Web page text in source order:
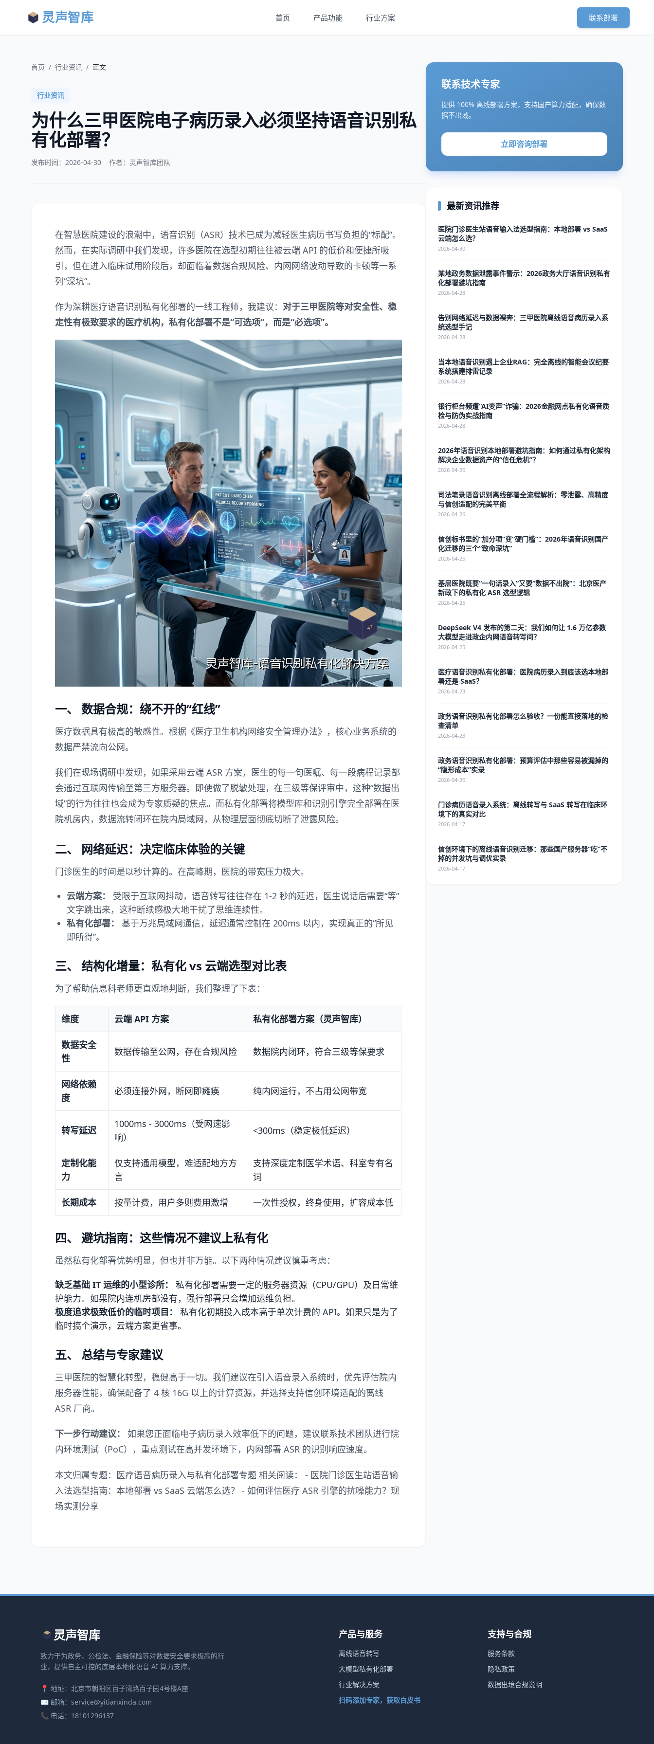
灵声智库 首页 产品功能 行业方案 联系部署
首页 / 行业资讯 / 正文
行业资讯
为什么三甲医院电子病历录入必须坚持语音识别私
有化部署？
发布时间： 2026-04-30 作者：灵声智库团队
在智慧医院建设的浪潮中，语音识别（ASR）技术已成为减轻医生病历书写负担的“标配”。
然而，在实际调研中我们发现，许多医院在选型初期往往被云端 API 的低价和便捷所吸
引，但在进入临床试用阶段后，却面临着数据合规风险、内网网络波动导致的卡顿等一系
列“深坑”。
作为深耕医疗语音识别私有化部署的一线工程师，我建议： 对于三甲医院等对安全性、稳
定性有极致要求的医疗机构，私有化部署不是“可选项”，而是“必选项”。
一、 数据合规：绕不开的“红线”
医疗数据具有极高的敏感性。根据《医疗卫生机构网络安全管理办法》，核心业务系统的
数据严禁流向公网。
我们在现场调研中发现，如果采用云端 ASR 方案，医生的每一句医嘱、每一段病程记录都
会通过互联网传输至第三方服务器。即使做了脱敏处理，在三级等保评审中，这种“数据出
域”的行为往往也会成为专家质疑的焦点。而私有化部署将模型库和识别引擎完全部署在医
院机房内，数据流转闭环在院内局域网，从物理层面彻底切断了泄露风险。
二、 网络延迟：决定临床体验的关键
门诊医生的时间是以秒计算的。在高峰期，医院的带宽压力极大。
云端方案：
受限于互联网抖动，语音转写往往存在 1-2 秒的延迟，医生说话后需要“等”
文字跳出来，这种断续感极大地干扰了思维连续性。
私有化部署：
基于万兆局域网通信，延迟通常控制在 200ms 以内，实现真正的“所见
即所得”。
三、 结构化增量：私有化 vs 云端选型对比表
为了帮助信息科老师更直观地判断，我们整理了下表：
维度 云端 API 方案 私有化部署方案（灵声智库）
数据安全
性
数据传输至公网，存在合规风险 数据院内闭环，符合三级等保要求
网络依赖
度
必须连接外网，断网即瘫痪 纯内网运行，不占用公网带宽
转写延迟
1000ms - 3000ms（受网速影
响）
<300ms（稳定极低延迟）
定制化能
力
仅支持通用模型，难适配地方方
言
支持深度定制医学术语、科室专有名
词
长期成本 按量计费，用户多则费用激增 一次性授权，终身使用，扩容成本低
四、 避坑指南：这些情况不建议上私有化
虽然私有化部署优势明显，但也并非万能。以下两种情况建议慎重考虑：
缺乏基础 IT 运维的小型诊所：
私有化部署需要一定的服务器资源（CPU/GPU）及日常维
护能力。如果院内连机房都没有，强行部署只会增加运维负担。
极度追求极致低价的临时项目：
私有化初期投入成本高于单次计费的 API。如果只是为了
临时搞个演示，云端方案更省事。
五、 总结与专家建议
三甲医院的智慧化转型，稳健高于一切。我们建议在引入语音录入系统时，优先评估院内
服务器性能，确保配备了 4 核 16G 以上的计算资源，并选择支持信创环境适配的离线
ASR 厂商。
下一步行动建议：
如果您正面临电子病历录入效率低下的问题，建议联系技术团队进行院
内环境测试（PoC），重点测试在高并发环境下，内网部署 ASR 的识别响应速度。
本文归属专题： 医疗语音病历录入与私有化部署专题 相关阅读： - 医院门诊医生站语音输
入法选型指南：本地部署 vs SaaS 云端怎么选？ - 如何评估医疗 ASR 引擎的抗噪能力？现
场实测分享
联系技术专家
提供 100% 离线部署方案，支持国产算力适配，确保数
据不出域。
立即咨询部署
最新资讯推荐
医院门诊医生站语音输入法选型指南：本地部署 vs SaaS
云端怎么选？
2026-04-30
某地政务数据泄露事件警示：2026政务大厅语音识别私有
化部署避坑指南
2026-04-28
告别网络延迟与数据裸奔：三甲医院离线语音病历录入系
统选型手记
2026-04-28
当本地语音识别遇上企业RAG：完全离线的智能会议纪要
系统搭建排雷记录
2026-04-28
银行柜台频遭“AI变声”诈骗：2026金融网点私有化语音质
检与防伪实战指南
2026-04-28
2026年语音识别本地部署避坑指南：如何通过私有化架构
解决企业数据资产的“信任危机”？
2026-04-26
司法笔录语音识别离线部署全流程解析：零泄露、高精度
与信创适配的完美平衡
2026-04-26
信创标书里的“加分项”变“硬门槛”：2026年语音识别国产
化迁移的三个“致命深坑”
2026-04-25
基层医院既要“一句话录入”又要“数据不出院”：北京医产
新政下的私有化 ASR 选型逻辑
2026-04-25
DeepSeek V4 发布的第二天：我们如何让 1.6 万亿参数
大模型走进政企内网语音转写间？
2026-04-25
医疗语音识别私有化部署：医院病历录入到底该选本地部
署还是 SaaS？
2026-04-23
政务语音识别私有化部署怎么验收？一份能直接落地的检
查清单
2026-04-23
政务语音识别私有化部署：预算评估中那些容易被漏掉的
“隐形成本”实录
2026-04-20
门诊病历语音录入系统：离线转写与 SaaS 转写在临床环
境下的真实对比
2026-04-17
信创环境下的离线语音识别迁移：那些国产服务器“吃”不
掉的并发坑与调优实录
2026-04-17
灵声智库
致力于为政务、公检法、金融保险等对数据安全要求极高的行
业，提供自主可控的底层本地化语音 AI 算力支撑。
📍 地址：北京市朝阳区百子湾路百子园4号楼A座
✉️ 邮箱：service@yitianxinda.com
📞 电话：18101296137
产品与服务
离线语音转写
大模型私有化部署
行业解决方案
扫码添加专家，获取白皮书
支持与合规
服务条款
隐私政策
数据出境合规说明